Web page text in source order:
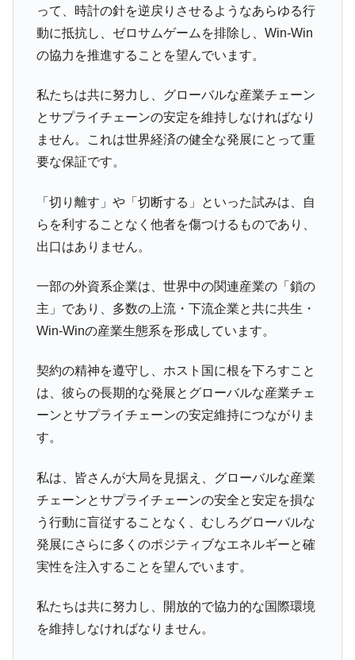
って、時計の針を逆戻りさせるようなあらゆる行
動に抵抗し、ゼロサムゲームを排除し、Win-Win
の協力を推進することを望んでいます。
私たちは共に努力し、グローバルな産業チェーン
とサプライチェーンの安定を維持しなければなり
ません。これは世界経済の健全な発展にとって重
要な保証です。
「切り離す」や「切断する」といった試みは、自
らを利することなく他者を傷つけるものであり、
出口はありません。
一部の外資系企業は、世界中の関連産業の「鎖の
主」であり、多数の上流・下流企業と共に共生・
Win-Winの産業生態系を形成しています。
契約の精神を遵守し、ホスト国に根を下ろすこと
は、彼らの長期的な発展とグローバルな産業チェ
ーンとサプライチェーンの安定維持につながりま
す。
私は、皆さんが大局を見据え、グローバルな産業
チェーンとサプライチェーンの安全と安定を損な
う行動に盲従することなく、むしろグローバルな
発展にさらに多くのポジティブなエネルギーと確
実性を注入することを望んでいます。
私たちは共に努力し、開放的で協力的な国際環境
を維持しなければなりません。